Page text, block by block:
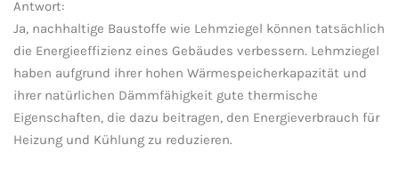
Antwort:
Ja, nachhaltige ⁣Baustoffe wie Lehmziegel ‍können tatsächlich
die Energieeffizienz eines Gebäudes ​verbessern. Lehmziegel‌
haben aufgrund ihrer hohen Wärmespeicherkapazität und
ihrer natürlichen Dämmfähigkeit⁤ gute thermische
Eigenschaften, ⁢die‍ dazu beitragen, ⁢den Energieverbrauch für
Heizung und⁣ Kühlung zu ​reduzieren.